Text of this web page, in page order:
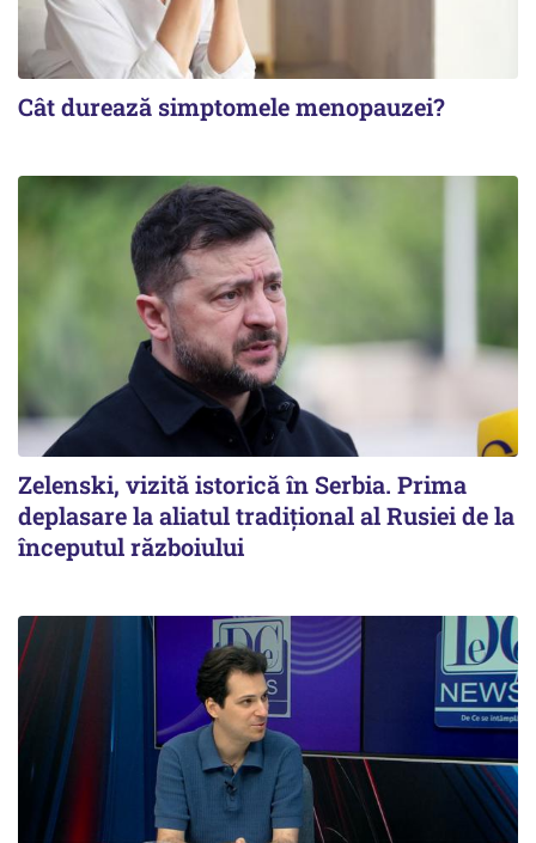
Cât durează simptomele menopauzei?
Zelenski, vizită istorică în Serbia. Prima
deplasare la aliatul tradițional al Rusiei de la
începutul războiului